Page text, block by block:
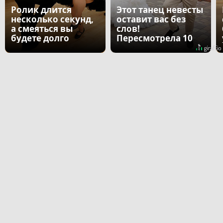
Ролик длится
несколько секунд,
а смеяться вы
будете долго
Этот танец невесты
оставит вас без
слов!
Пересмотрела 10